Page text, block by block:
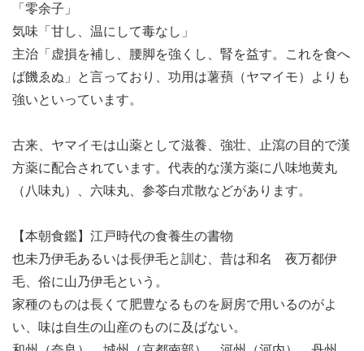
「零余子」
気味「甘し、温にして毒なし」
主治「虚損を補し、腰脚を強くし、腎を益す。これを食へ
ば饑ゑぬ」と言っており、功用は薯蕷（ヤマイモ）よりも
強いといっています。
古来、ヤマイモは山薬として滋養、強壮、止瀉の目的で漢
方薬に配合されています。代表的な漢方薬に八味地黄丸
（八味丸）、六味丸、参苓白朮散などがあります。
【本朝食鑑】江戸時代の食養生の書物
也未乃伊毛あるいは長伊毛と訓む、昔は和名 夜万都伊
毛、俗に山乃伊毛という。
家種のものは長くて肥豊なるものを厨房で用いるのがよ
い、味は自生の山産のものに及ばない。